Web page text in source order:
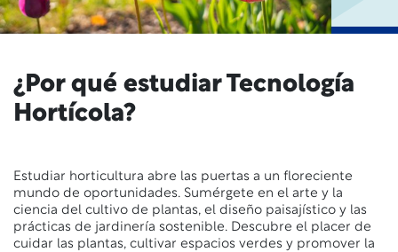
¿Por qué estudiar Tecnología
Hortícola?
Estudiar horticultura abre las puertas a un floreciente
mundo de oportunidades. Sumérgete en el arte y la
ciencia del cultivo de plantas, el diseño paisajístico y las
prácticas de jardinería sostenible. Descubre el placer de
cuidar las plantas, cultivar espacios verdes y promover la